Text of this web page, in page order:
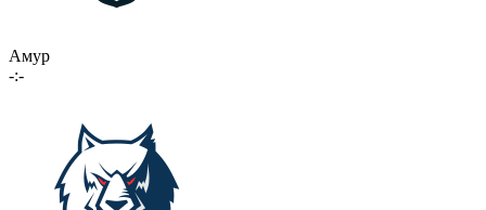
Амур
-:-